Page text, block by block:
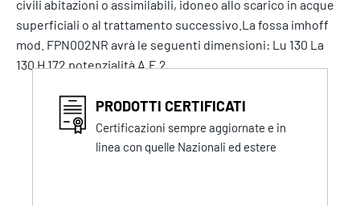
civili abitazioni o assimilabili, idoneo allo scarico in acque
superficiali o al trattamento successivo.La fossa imhoff
mod. FPN002NR avrà le seguenti dimensioni: Lu 130 La
130 H 172 potenzialità A.E 2
PRODOTTI CERTIFICATI
Certificazioni sempre aggiornate e in
linea con quelle Nazionali ed estere